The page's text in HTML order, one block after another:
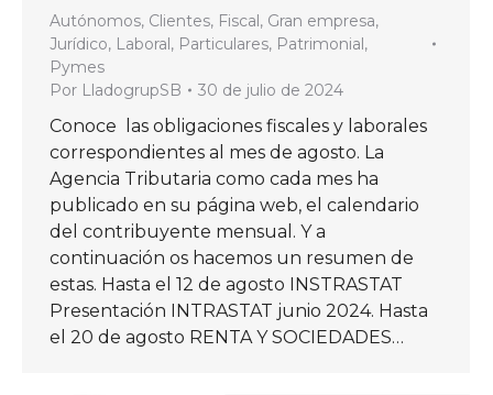
Autónomos, Clientes, Fiscal, Gran empresa,
Jurídico, Laboral, Particulares, Patrimonial,
Pymes
Por LladogrupSB 30 de julio de 2024
Conoce las obligaciones fiscales y laborales
correspondientes al mes de agosto. La
Agencia Tributaria como cada mes ha
publicado en su página web, el calendario
del contribuyente mensual. Y a
continuación os hacemos un resumen de
estas. Hasta el 12 de agosto INSTRASTAT
Presentación INTRASTAT junio 2024. Hasta
el 20 de agosto RENTA Y SOCIEDADES…